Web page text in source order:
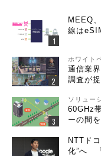
MEEQ
線は
ホワイト
通信業
調査が
ソリュー
60GHz
ーの間
NTTド
化”へ